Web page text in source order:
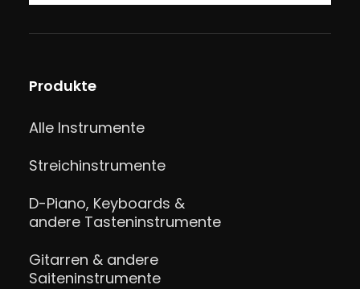
Produkte
Alle Instrumente
Streichinstrumente
D-Piano, Keyboards &
andere Tasteninstrumente
Gitarren & andere
Saiteninstrumente